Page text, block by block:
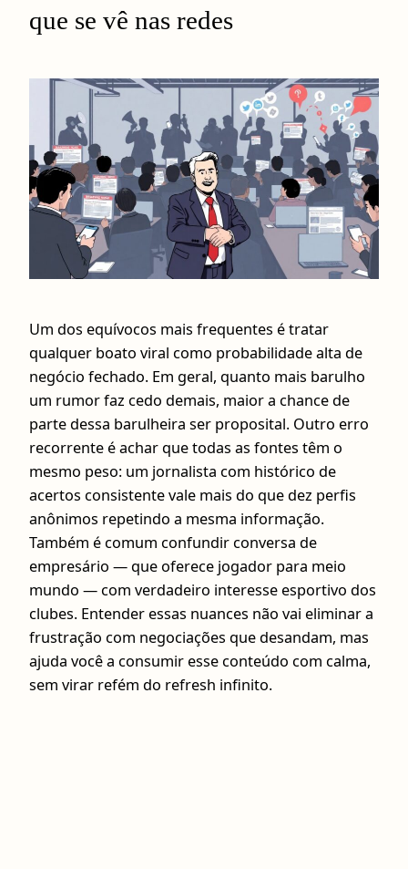
que se vê nas redes
Um dos equívocos mais frequentes é tratar
qualquer boato viral como probabilidade alta de
negócio fechado. Em geral, quanto mais barulho
um rumor faz cedo demais, maior a chance de
parte dessa barulheira ser proposital. Outro erro
recorrente é achar que todas as fontes têm o
mesmo peso: um jornalista com histórico de
acertos consistente vale mais do que dez perfis
anônimos repetindo a mesma informação.
Também é comum confundir conversa de
empresário — que oferece jogador para meio
mundo — com verdadeiro interesse esportivo dos
clubes. Entender essas nuances não vai eliminar a
frustração com negociações que desandam, mas
ajuda você a consumir esse conteúdo com calma,
sem virar refém do refresh infinito.